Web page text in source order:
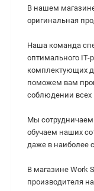
В нашем
оригинальная
Наша команда
оптимального
комплектующих
поможем вам
соблюдении всех
Мы
обучаем наших
даже в наиболее
В магазине Work
производителя